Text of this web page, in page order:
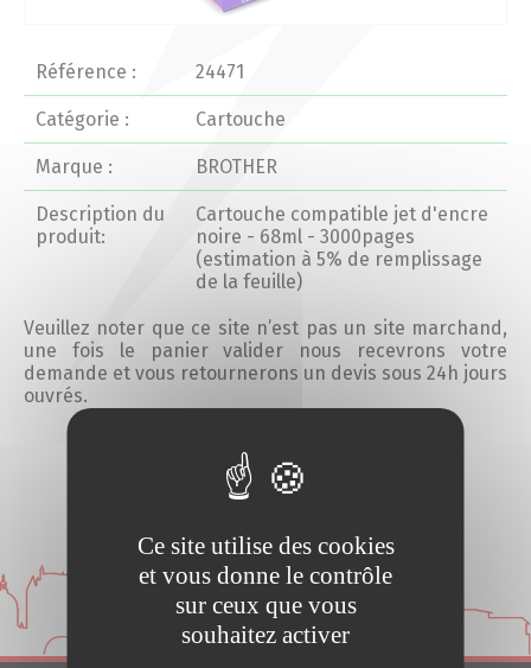
Produits
Professionnels
Particuliers
Catalogue
Analyse de vos besoins
Conseils et Astuces
Devis en 24H
Référence : 24471
Catégorie : Cartouche
Marque : BROTHER
Description du
produit:
Cartouche compatible jet d'encre
noire - 68ml - 3000pages
(estimation à 5% de remplissage
de la feuille)
Veuillez noter que ce site n’est pas un site marchand,
une fois le panier valider nous recevrons votre
demande et vous retournerons un devis sous 24h jours
ouvrés.
Ajouter au devis
Ce site utilise des cookies
et vous donne le contrôle
sur ceux que vous
souhaitez activer